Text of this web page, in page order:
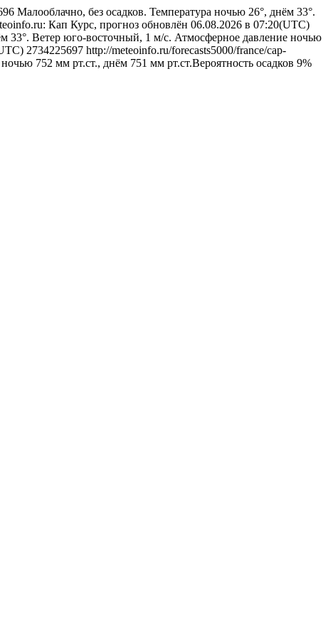
Малооблачно, без осадков. Температура ночью 26°, днём 33°.
Кап Курс, прогноз обновлён 06.08.2026 в 07:20(UTC)
33°. Ветер юго-восточный, 1 м/с. Атмосферное давление ночью
2734225697 http://meteoinfo.ru/forecasts5000/france/cap-
752 мм рт.ст., днём 751 мм рт.ст.Вероятность осадков 9%